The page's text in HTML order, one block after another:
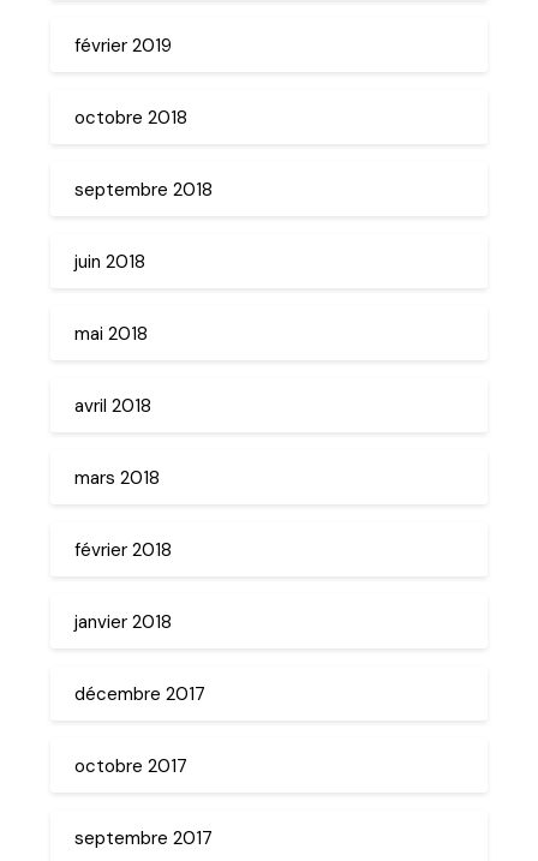
février 2019
octobre 2018
septembre 2018
juin 2018
mai 2018
avril 2018
mars 2018
février 2018
janvier 2018
décembre 2017
octobre 2017
septembre 2017